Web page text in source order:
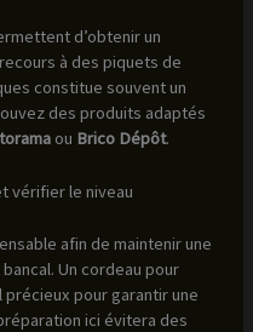
d’obtenir un
à des piquets de
constitue souvent un
des produits adaptés
ou Brico Dépôt.
vérifier le niveau
afin de maintenir une
Un cordeau pour
pour garantir une
ici évitera des